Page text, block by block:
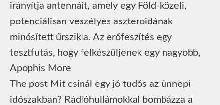
irányítja antennáit, amely egy Föld-közeli,
potenciálisan veszélyes aszteroidának
minősített űrszikla. Az erőfeszítés egy
tesztfutás, hogy felkészüljenek egy nagyobb,
Apophis More
The post Mit csinál egy jó tudós az ünnepi
időszakban? Rádióhullámokkal bombázza a